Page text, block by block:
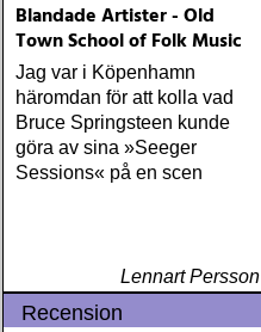
Blandade Artister - Old
Town School of Folk Music
Jag var i Köpenhamn
häromdan för att kolla vad
Bruce Springsteen kunde
göra av sina »Seeger
Sessions« på en scen
Lennart Persson
Recension